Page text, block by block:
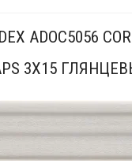
ADOC5056
3X15